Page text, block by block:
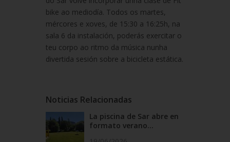
bike ao mediodía. Todos os martes,
mércores e xoves, de 15:30 a 16:25h, na
sala 6 da instalación, poderás exercitar o
teu corpo ao ritmo da música nunha
divertida sesión sobre a bicicleta estática.
Noticias Relacionadas
La piscina de Sar abre en
formato verano...